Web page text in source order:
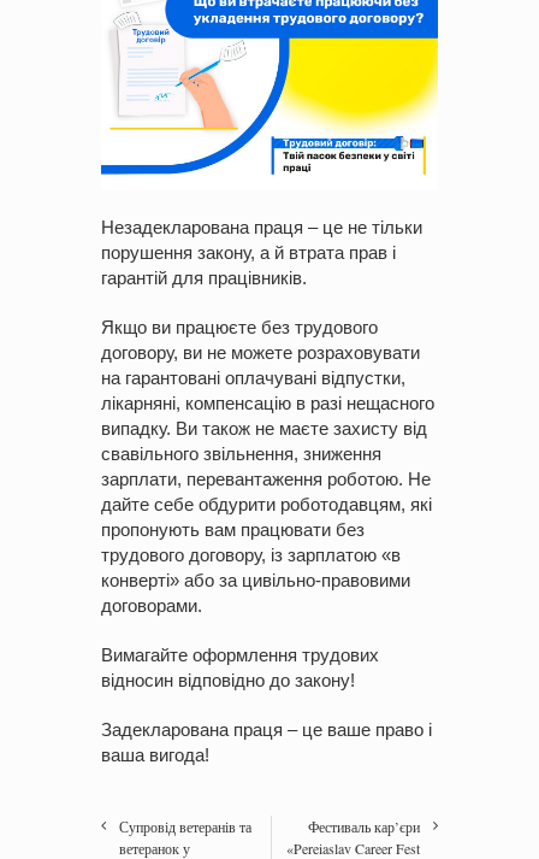
Незадекларована праця – це не тільки
порушення закону, а й втрата прав і
гарантій для працівників.
Якщо ви працюєте без трудового
договору, ви не можете розраховувати
на гарантовані оплачувані відпустки,
лікарняні, компенсацію в разі нещасного
випадку. Ви також не маєте захисту від
свавільного звільнення, зниження
зарплати, перевантаження роботою. Не
дайте себе обдурити роботодавцям, які
пропонують вам працювати без
трудового договору, із зарплатою «в
конверті» або за цивільно-правовими
договорами.
Вимагайте оформлення трудових
відносин відповідно до закону!
Задекларована праця – це ваше право і
ваша вигода!
Супровід ветеранів та
ветеранок у
Фестиваль кар’єри
«Pereiaslav Career Fest